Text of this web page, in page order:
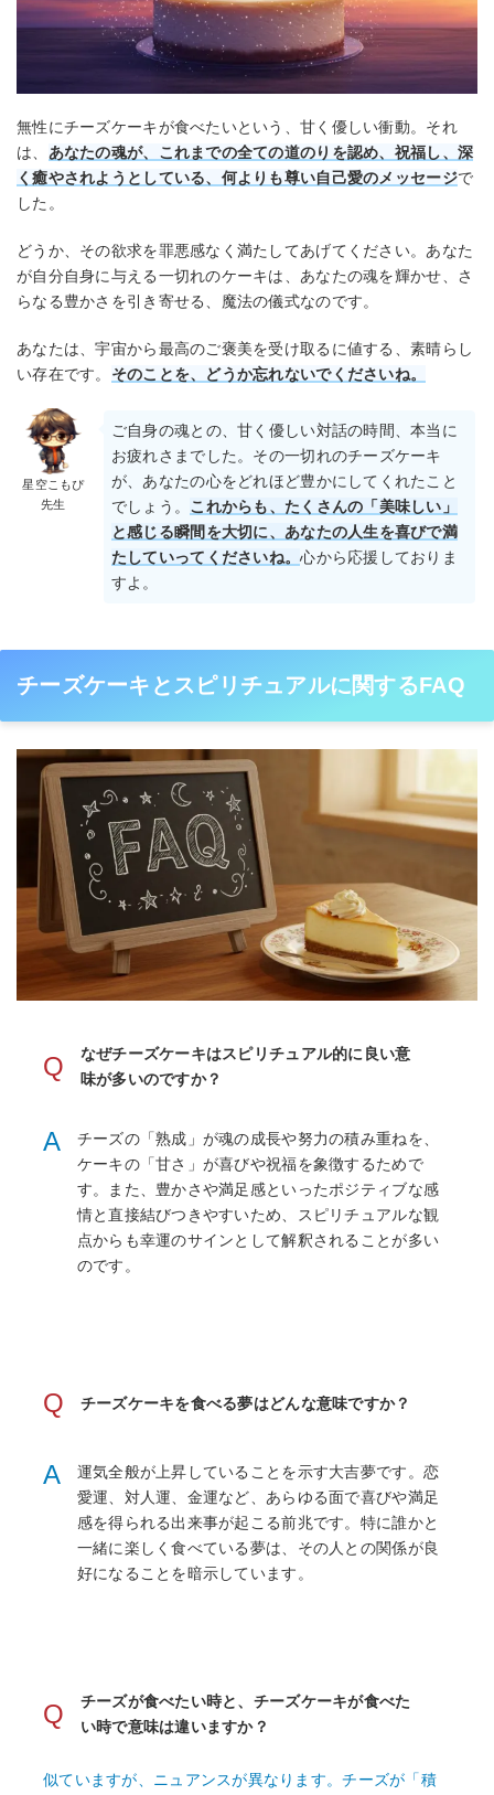
無性にチーズケーキが食べたいという、甘く優しい衝動。それ
は、 あなたの魂が、これまでの全ての道のりを認め、祝福し、深
く癒やされようとしている、何よりも尊い自己愛のメッセージで
した。
どうか、その欲求を罪悪感なく満たしてあげてください。あなた
が自分自身に与える一切れのケーキは、あなたの魂を輝かせ、さ
らなる豊かさを引き寄せる、魔法の儀式なのです。
あなたは、宇宙から最高のご褒美を受け取るに値する、素晴らし
い存在です。 そのことを、どうか忘れないでくださいね。
星空こもぴ
先生
ご自身の魂との、甘く優しい対話の時間、本当に
お疲れさまでした。その一切れのチーズケーキ
が、あなたの心をどれほど豊かにしてくれたこと
でしょう。 これからも、たくさんの「美味しい」
と感じる瞬間を大切に、あなたの人生を喜びで満
たしていってくださいね。心から応援しておりま
すよ。
チーズケーキとスピリチュアルに関するFAQ
Q
なぜチーズケーキはスピリチュアル的に良い意
味が多いのですか？
A
チーズの「熟成」が魂の成長や努力の積み重ねを、
ケーキの「甘さ」が喜びや祝福を象徴するためで
す。また、豊かさや満足感といったポジティブな感
情と直接結びつきやすいため、スピリチュアルな観
点からも幸運のサインとして解釈されることが多い
のです。
Q チーズケーキを食べる夢はどんな意味ですか？
A
運気全般が上昇していることを示す大吉夢です。恋
愛運、対人運、金運など、あらゆる面で喜びや満足
感を得られる出来事が起こる前兆です。特に誰かと
一緒に楽しく食べている夢は、その人との関係が良
好になることを暗示しています。
Q
チーズが食べたい時と、チーズケーキが食べた
い時で意味は違いますか？
似ていますが、ニュアンスが異なります。チーズが「積